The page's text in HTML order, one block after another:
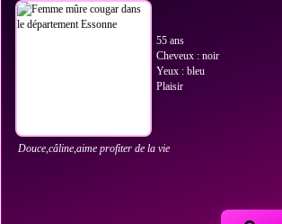
55 ans
Cheveux : noir
Yeux : bleu
Plaisir
Douce,câline,aime profiter de la vie